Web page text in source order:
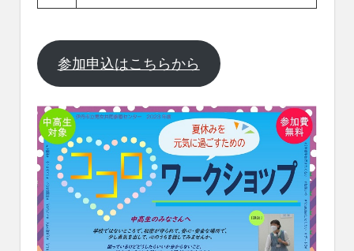
参加申込はこちらから